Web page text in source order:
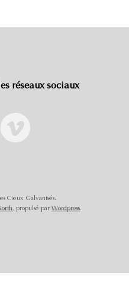
réseaux sociaux
Cieux Galvanisés.
, propulsé par Wordpress.